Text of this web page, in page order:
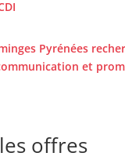
Pyrénées
et
offres